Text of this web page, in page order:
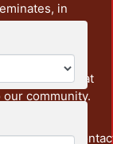
in
and research
some
from the
institutions that
community.